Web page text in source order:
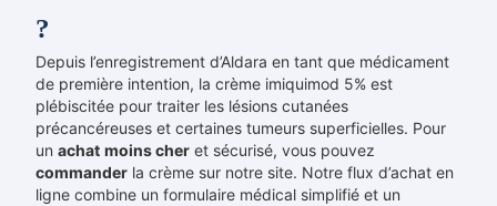
?
Depuis l’enregistrement d’Aldara en tant que médicament
de première intention, la crème imiquimod 5% est
plébiscitée pour traiter les lésions cutanées
précancéreuses et certaines tumeurs superficielles. Pour
un achat moins cher et sécurisé, vous pouvez
commander la crème sur notre site. Notre flux d’achat en
ligne combine un formulaire médical simplifié et un